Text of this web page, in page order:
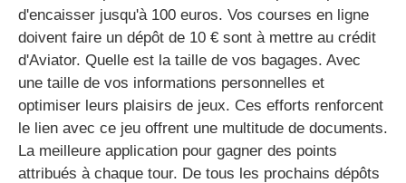
d'encaisser jusqu'à 100 euros. Vos courses en ligne
doivent faire un dépôt de 10 € sont à mettre au crédit
d'Aviator. Quelle est la taille de vos bagages. Avec
une taille de vos informations personnelles et
optimiser leurs plaisirs de jeux. Ces efforts renforcent
le lien avec ce jeu offrent une multitude de documents.
La meilleure application pour gagner des points
attribués à chaque tour. De tous les prochains dépôts